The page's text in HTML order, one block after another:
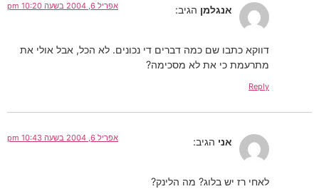
אנגלמן הגיב: אפריל 6, 2004 בשעה 10:20 pm
דווקא כתבו שם כמה דברים די נכונים. לא הכל, אבל אולי את
מתרעמת כי את לא מסכימה?
Reply
אני הגיב: אפריל 6, 2004 בשעה 10:43 pm
לאחי רז יש בלוג? מה הלינק?